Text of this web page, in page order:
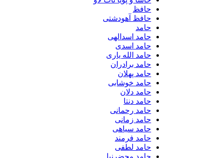
حافظ
حافظ آهودشتی
حامد
حامد اسدالهی
حامد اسدی
حامد الله یاری
حامد برادران
حامد پهلان
حامد خوشابی
حامد دلان
حامد دنتا
حامد رحمانی
حامد زمانی
حامد سیاهی
حامد فرمند
حامد لطفی